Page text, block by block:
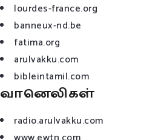
lourdes-france.org
banneux-nd.be
fatima.org
arulvakku.com
bibleintamil.com
வானெலிகள்
radio.arulvakku.com